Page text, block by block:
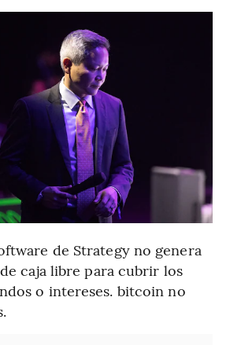
de Strategy no genera
caja libre para cubrir los
o intereses. bitcoin no